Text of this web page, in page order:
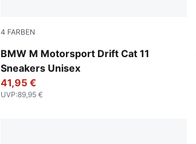
4 FARBEN
BMW M Motorsport Drift Cat 11
Sneakers Unisex
PUMA Black-PUMA White
41,95 €
UVP:89,95 €